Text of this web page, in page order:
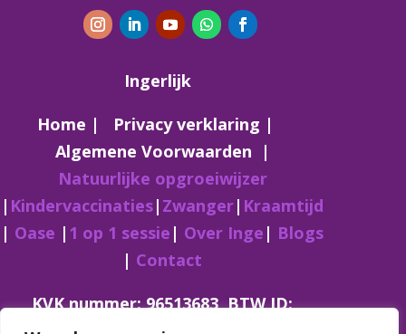
Ingerlijk
Home | Privacy verklaring |
Algemene Voorwaarden |
Natuurlijke opgroeiwijzer
| Kindervaccinaties| Zwanger| Kraamtijd
| Oase | 1 op 1 sessie | Over Inge | Blogs
| Contact
KVK nummer: 96513683BTW ID: